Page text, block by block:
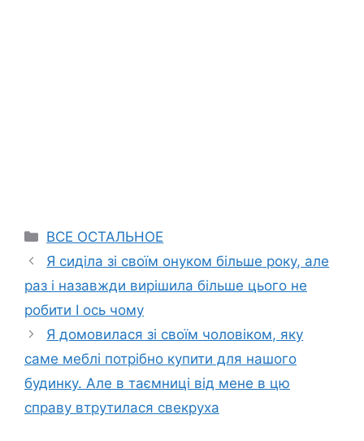
Categories
ВСЕ ОСТАЛЬНОЕ
Я сиділа зі своїм онуком більше року, але
раз і назавжди вирішила більше цього не
робити І ось чому
Я домовилася зі своїм чоловіком, яку
саме меблі потрібно купити для нашого
будинку. Але в таємниці від мене в цю
справу втрутилася свекруха